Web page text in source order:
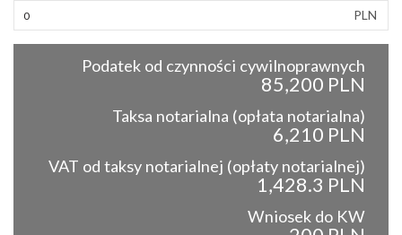
PLN
Podatek od czynności cywilnoprawnych
85,200 PLN
Taksa notarialna (opłata notarialna)
6,210 PLN
VAT od taksy notarialnej (opłaty notarialnej)
1,428.3 PLN
Wniosek do KW